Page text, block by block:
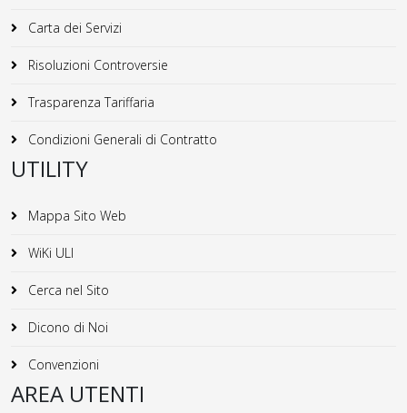
Carta dei Servizi
Risoluzioni Controversie
Trasparenza Tariffaria
Condizioni Generali di Contratto
UTILITY
Mappa Sito Web
WiKi ULI
Cerca nel Sito
Dicono di Noi
Convenzioni
AREA UTENTI